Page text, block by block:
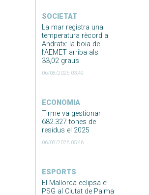
SOCIETAT
La mar registra una
temperatura rècord a
Andratx: la boia de
l’AEMET arriba als
33,02 graus
06/08/2026 03:49
ECONOMIA
Tirme va gestionar
682.327 tones de
residus el 2025
06/08/2026 05:46
ESPORTS
El Mallorca eclipsa el
PSG al Ciutat de Palma